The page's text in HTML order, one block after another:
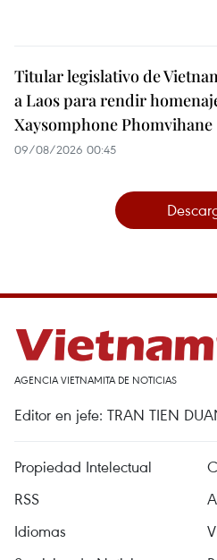
Titular legislativo de
a Laos para rendir
Xaysomphone Phomvihane
09/08/2026 00:45
AGENCIA VIETNAMITA DE NOTICIAS
Editor en jefe: TRAN TIEN
Propiedad Intelectual
RSS
Idiomas